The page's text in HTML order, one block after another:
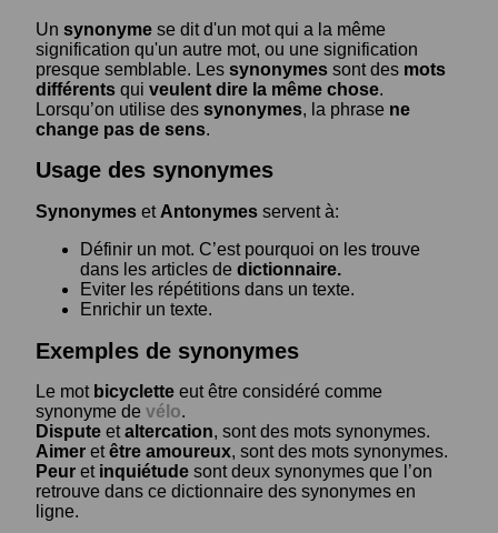
Un synonyme se dit d'un mot qui a la même
signification qu'un autre mot, ou une signification
presque semblable. Les synonymes sont des mots
différents qui veulent dire la même chose.
Lorsqu’on utilise des synonymes, la phrase ne
change pas de sens.
Usage des synonymes
Synonymes et Antonymes servent à:
Définir un mot. C’est pourquoi on les trouve
dans les articles de dictionnaire.
Eviter les répétitions dans un texte.
Enrichir un texte.
Exemples de synonymes
Le mot bicyclette eut être considéré comme
synonyme de vélo.
Dispute etaltercation, sont des mots synonymes.
Aimer etêtre amoureux, sont des mots synonymes.
Peur et inquiétude sont deux synonymes que l’on
retrouve dans ce dictionnaire des synonymes en
ligne.